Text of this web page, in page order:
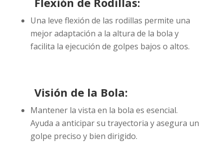
Una leve flexión de las rodillas permite una
mejor adaptación a la altura de la bola y
facilita la ejecución de golpes bajos o altos.
Visión de la Bola:
Mantener la vista en la bola es esencial.
Ayuda a anticipar su trayectoria y asegura un
golpe preciso y bien dirigido.